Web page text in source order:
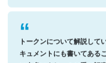
トークンについて解説して
キュメントにも書いてある
い人多いよね。この手の記